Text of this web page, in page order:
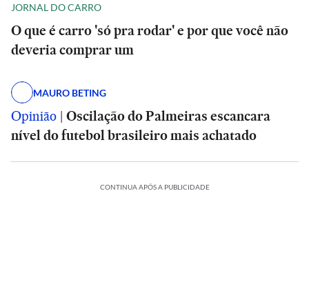
JORNAL DO CARRO
O que é carro 'só pra rodar' e por que você não
deveria comprar um
MAURO BETING
Opinião | Oscilação do Palmeiras escancara
nível do futebol brasileiro mais achatado
CONTINUA APÓS A PUBLICIDADE